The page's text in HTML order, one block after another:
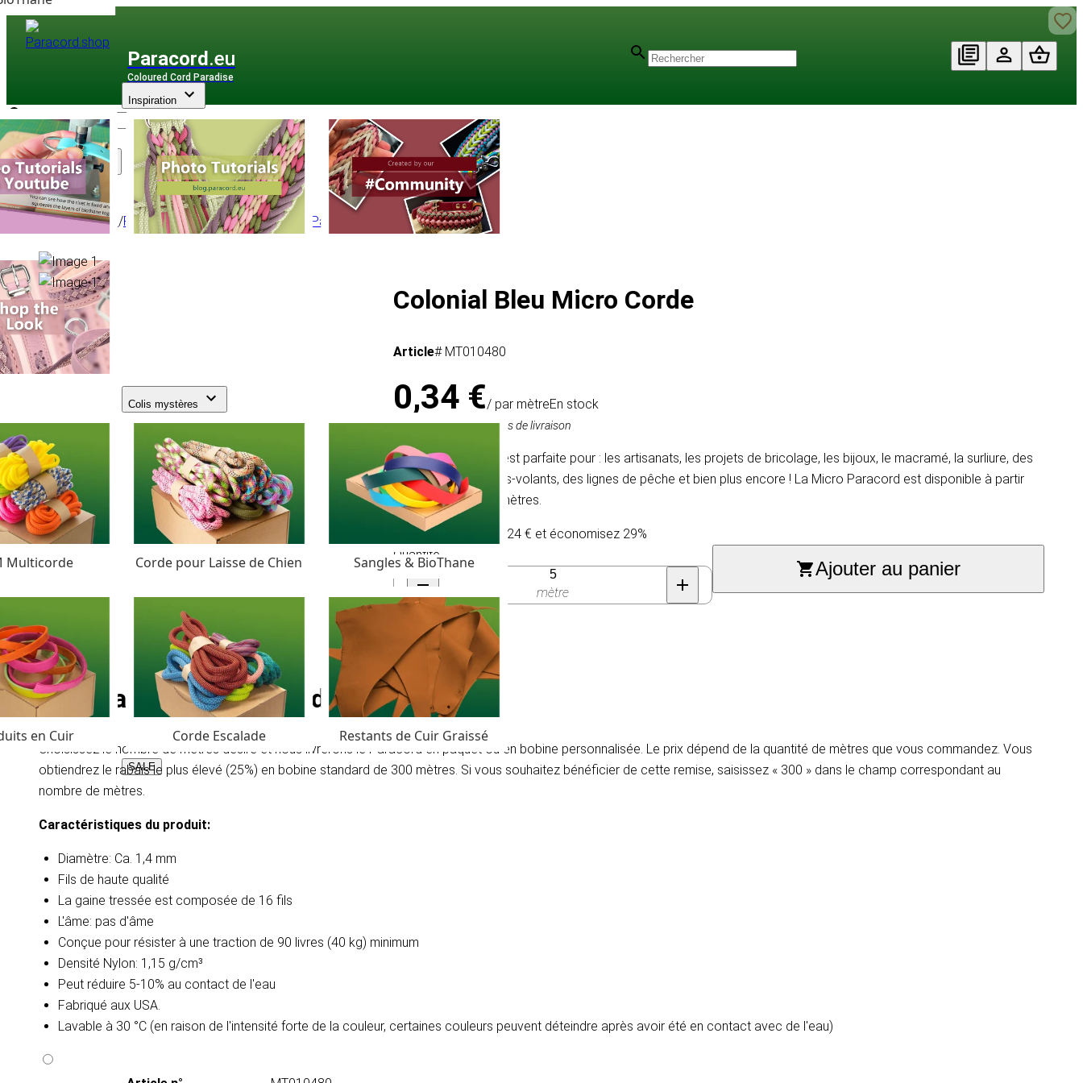
Paracord .eu
Coloured Cord Paradise
Assortiment
Inspiration
Colis mystères
Multicorde Corde pour Laisse de Chien Sangles & BioThane
en Cuir Corde Escalade Restants de Cuir Graissé
SALE
Paracorde /Paracorde Micro/Micro 1,4 mm - Par Mètre
Colonial Bleu Micro Corde
Article# MT010480
0,34 €/ par mètreEn stock
TVA comprise, hors frais de livraison
La Micro Paracord est parfaite pour : les artisanats, les projets de bricolage, les bijoux, le macramé, la surliure, des
piégeages, des cerfs-volants, des lignes de pêche et bien plus encore ! La Micro Paracord est disponible à partir
d'un minimum de 5 mètres.
Achetez 300 pour 0,24 € et économisez 29%
Quantité
mètre
Ajouter au panier
Colonial Blue Micro Cord
Choisissez le nombre de mètres désiré et nous livrerons le Paracord en paquet ou en bobine personnalisée. Le prix dépend de la quantité de mètres que vous commandez. Vous
obtiendrez le rabais le plus élevé (25%) en bobine standard de 300 mètres. Si vous souhaitez bénéficier de cette remise, saisissez « 300 » dans le champ correspondant au
nombre de mètres.
Caractéristiques du produit:
Diamètre: Ca. 1,4 mm
Fils de haute qualité
La gaine tressée est composée de 16 fils
L'âme: pas d'âme
Conçue pour résister à une traction de 90 livres (40 kg) minimum
Densité Nylon: 1,15 g/cm³
Peut réduire 5-10% au contact de l'eau​
Fabriqué aux USA.
Lavable à 30 °C (en raison de l'intensité forte de la couleur, certaines couleurs peuvent déteindre après avoir été en contact avec de l'eau)